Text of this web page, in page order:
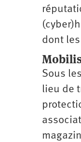
dont
Sous
lieu de